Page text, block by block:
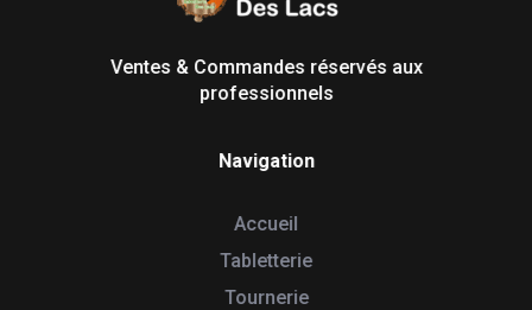
Ventes & Commandes réservés aux
professionnels
Navigation
Accueil
Tabletterie
Tournerie